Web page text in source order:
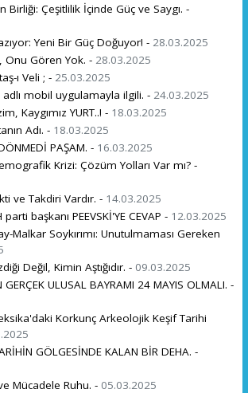
Birliği: Çeşitlilik İçinde Güç ve Saygı. -
Yeni Bir Güç Doğuyor! - 28.03.2025
Onu Gören Yok. - 28.03.2025
ı Veli ; - 25.03.2025
mobil uygulamayla ilgili. - 24.03.2025
Kaygımız YURT..! - 18.03.2025
Adı. - 18.03.2025
PAŞAM. - 16.03.2025
Krizi: Çözüm Yolları Var mı? -
ve Takdiri Vardır. - 14.03.2025
başkanı PEEVSKİ'YE CEVAP - 12.03.2025
Malkar Soykırımı: Unutulmaması Gereken
Değil, Kimin Aştığıdır. - 09.03.2025
GERÇEK ULUSAL BAYRAMI 24 MAYIS OLMALI. -
Korkunç Arkeolojik Keşif Tarihi
GÖLGESİNDE KALAN BİR DEHA. -
Mücadele Ruhu. - 05.03.2025